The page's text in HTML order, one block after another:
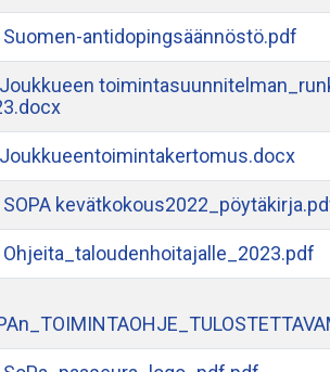
Suomen-antidopingsäännöstö.pdf
Joukkueen
Joukkueentoimintakertomus.docx
SOPA
Ohjeita_taloudenhoitajalle_2023.pdf